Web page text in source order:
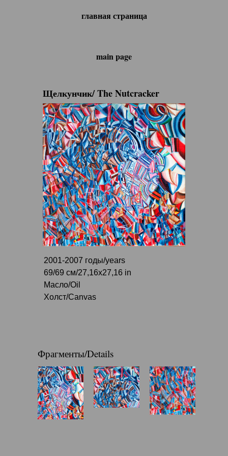
главная страница
main page
2001-2007 годы/years
69/69 см/27,16x27,16 in
Масло/Oil
Холст/Canvas
Щелкунчик/ The Nutcracker
Фрагменты/Details